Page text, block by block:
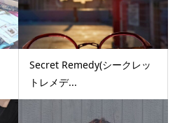
Secret Remedy(シークレッ
トレメデ...